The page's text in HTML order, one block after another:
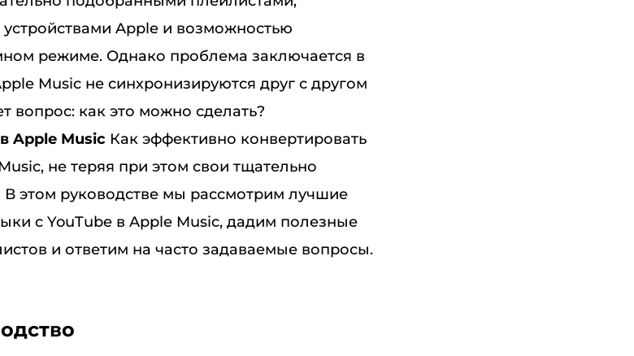
Apple и возможностью
режиме. Однако проблема заключается в
Music не синхронизируются друг с другом
вопрос: как это можно сделать?
Apple Music Как эффективно конвертировать
не теряя при этом свои тщательно
этом руководстве мы рассмотрим лучшие
с YouTube в Apple Music, дадим полезные
и ответим на часто задаваемые вопросы.